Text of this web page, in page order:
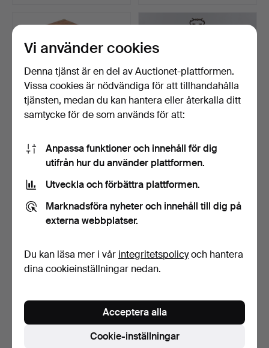
413.
EN TVÅ DAGARS
MARIN KRONOMETER AV
KELVIN W…
Sålt
399. EN REJÄL
EBONISERAD, 1800-TAL…
Sålt
Vi använder cookies
Denna tjänst är en del av Auctionet-plattformen.
Vissa cookies är nödvändiga för att tillhandahålla
tjänsten, medan du kan hantera eller återkalla ditt
samtycke för de som används för att:
Anpassa funktioner och innehåll för dig
utifrån hur du använder plattformen.
Utveckla och förbättra plattformen.
Marknadsföra nyheter och innehåll till dig på
externa webbplatser.
Du kan läsa mer i vår integritetspolicyoch hantera
dina cookieinställningar nedan.
Cookie-inställningar
Acceptera alla